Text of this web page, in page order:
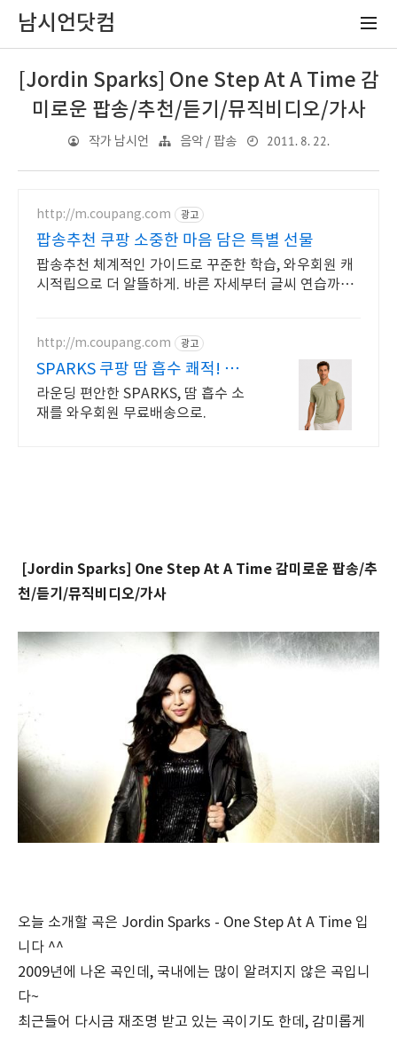
남시언닷컴
[Jordin Sparks] One Step At A Time 감
미로운 팝송/추천/듣기/뮤직비디오/가사
작가 남시언 음악 / 팝송 2011. 8. 22.
http://m.coupang.com 광고
팝송추천 쿠팡 소중한 마음 담은 특별 선물
팝송추천 체계적인 가이드로 꾸준한 학습, 와우회원 캐
시적립으로 더 알뜰하게. 바른 자세부터 글씨 연습까지,
http://m.coupang.com 광고
SPARKS 쿠팡 땀 흡수 쾌적! 시원
소재
라운딩 편안한 SPARKS, 땀 흡수 소
재를 와우회원 무료배송으로.
[Jordin Sparks] One Step At A Time 감미로운 팝송/추
천/듣기/뮤직비디오/가사
오늘 소개할 곡은 Jordin Sparks - One Step At A Time 입
니다 ^^
2009년에 나온 곡인데, 국내에는 많이 알려지지 않은 곡입니
다~
최근들어 다시금 재조명 받고 있는 곡이기도 한데, 감미롭게